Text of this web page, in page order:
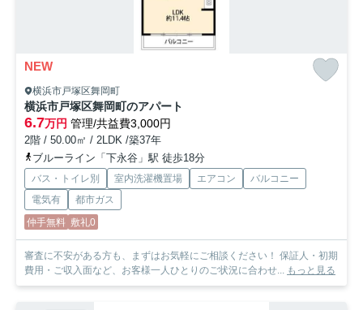
NEW
横浜市戸塚区舞岡町
横浜市戸塚区舞岡町のアパート
6.7万円 管理/共益費3,000円
2階 / 50.00㎡ / 2LDK /築37年
ブルーライン「下永谷」駅 徒歩18分
バス・トイレ別 室内洗濯機置場 エアコン
バルコニー
電気有
都市ガス
仲手無料 敷礼0
審査に不安がある方も、まずはお気軽にご相談ください！ 保証人・初期
費用・ご収入面など、お客様一人ひとりのご状況に合わせ... もっと見る